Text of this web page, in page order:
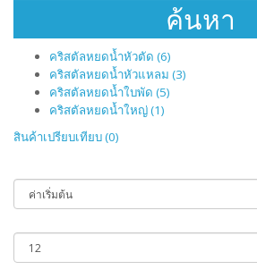
ค้นหา
คริสตัลหยดน้ำหัวตัด (6)
คริสตัลหยดน้ำหัวแหลม (3)
คริสตัลหยดน้ำใบพัด (5)
คริสตัลหยดน้ำใหญ่ (1)
สินค้าเปรียบเทียบ (0)